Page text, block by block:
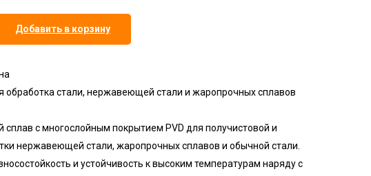
Добавить в корзину
обработка стали, нержавеющей стали и жаропрочных сплавов
сплав с многослойным покрытием PVD для получистовой и
нержавеющей стали, жаропрочных сплавов и обычной стали.
и устойчивость к высоким температурам наряду с